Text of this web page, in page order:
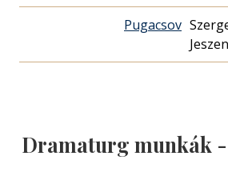
Pugacsov
Dramaturg munkák -